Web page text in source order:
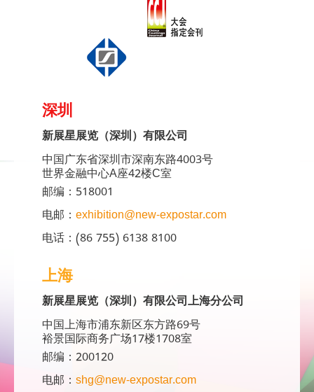
深圳
新展星展览（深圳）有限公司
中国广东省深圳市深南东路4003号
世界金融中心A座42楼C室
邮编：518001
电邮： exhibition@new-expostar.com
电话：(86 755) 6138 8100
上海
新展星展览（深圳）有限公司上海分公司
中国上海市浦东新区东方路69号
裕景国际商务广场17楼1708室
邮编：200120
电邮： shg@new-expostar.com